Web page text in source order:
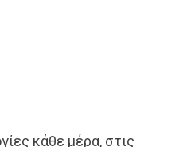
κάθε μέρα, στις